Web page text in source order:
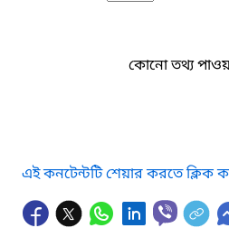
কোনো তথ্য
এই কনটেন্টটি শেয়ার করতে ক্লিক